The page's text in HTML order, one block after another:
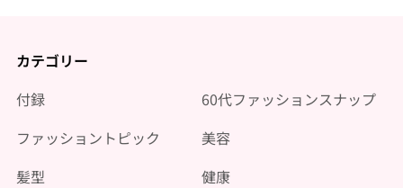
カテゴリー
付録
60代ファッションスナップ
ファッショントピック
美容
髪型
健康